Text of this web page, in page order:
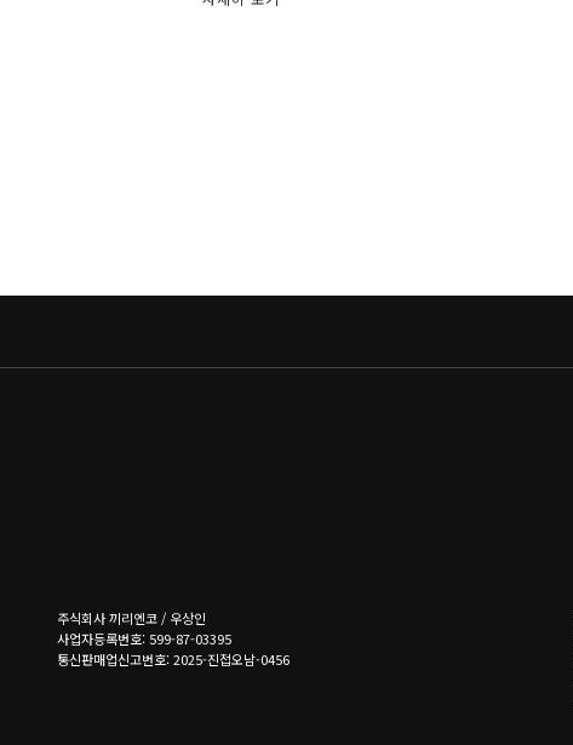
주식회사 끼리엔코 / 우상인
사업자등록번호: 599-87-03395
통신판매업신고번호: 2025-진접오남-0456